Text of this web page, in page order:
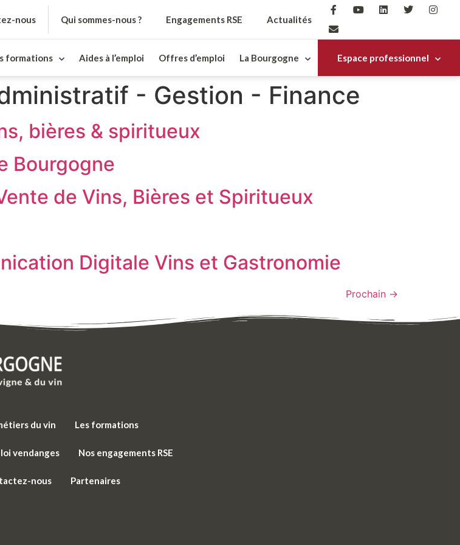
nous Qui sommes-nous ? Engagements RSE Actualités
formations Aides à l’emploi Offres d’emploi La Bourgogne Espace professionnel
- Gestion - Finance
bières & spiritueux
Bourgogne
de Vins, Bières et Spiritueux
Digitale Vins et Gastronomie
Prochain →
du vin Les formations
vendanges Nos engagements RSE
nous Partenaires